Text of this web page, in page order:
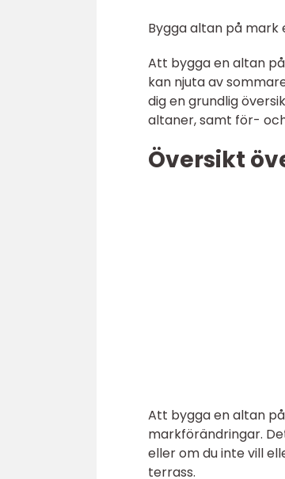
Bygga altan på
Att bygga en altan
kan njuta av
dig en grundlig
altaner, samt för-
Översikt
Att bygga en altan
markförändringar.
eller om du inte vill
terrass.